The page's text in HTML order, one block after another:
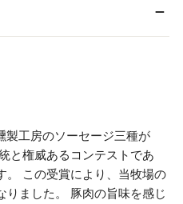
製工房のソーセージ三種が
と権威あるコンテストであ
。 この受賞により、当牧場の
りました。 豚肉の旨味を感じ